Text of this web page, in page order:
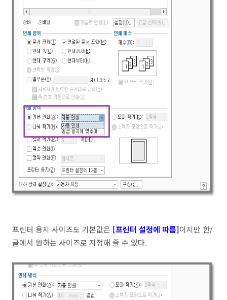
프린터 용지 사이즈도 기본값은 [프린터 설정에 따름]이지만 한/
글에서 원하는 사이즈로 지정해 줄 수 있다.